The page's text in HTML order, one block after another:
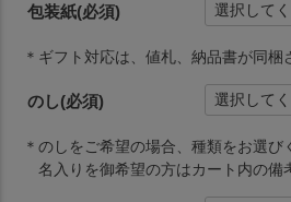
包装紙(必須)
＊ギフト対応は、値札、納品書が同梱
のし(必須)
＊のしをご希望の場合、種類をお選び
名入りを御希望の方はカート内の備